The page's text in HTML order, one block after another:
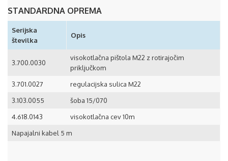
STANDARDNA OPREMA
Serijska
številka
Opis
3.700.0030
visokotlačna pištola M22 z rotirajočim
priključkom
3.701.0027
regulacijska sulica M22
3.103.0055
šoba 15/070
4.618.0143
visokotlačna cev 10m
Napajalni kabel 5 m